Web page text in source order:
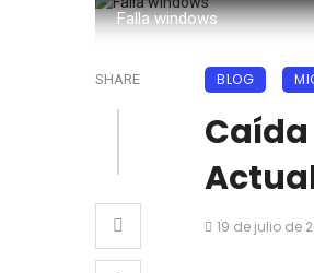
Falla windows
SHARE BLOG
Caída
19 de julio de